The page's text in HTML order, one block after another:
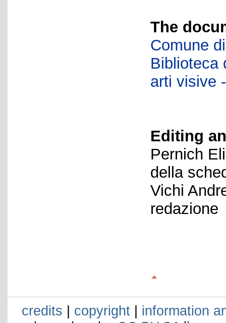
The
Comune
Biblioteca
arti visive
Editing
Pernich
della
Vichi
redazione
credits | copyright | information